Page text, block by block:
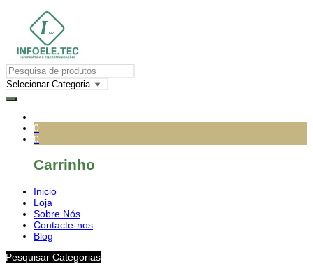
0
0
Carrinho
Inicio
Loja
Sobre Nós
Contacte-nos
Blog
Pesquisar Categorias